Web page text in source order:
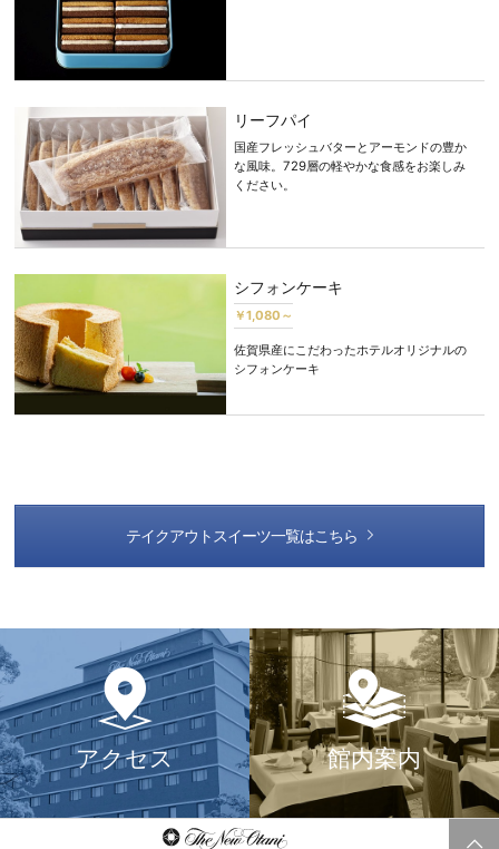
リーフパイ
国産フレッシュバターとアーモンドの豊か
な風味。729層の軽やかな食感をお楽しみ
ください。
シフォンケーキ
￥1,080～
佐賀県産にこだわったホテルオリジナルの
シフォンケーキ
テイクアウトスイーツ一覧はこちら
アクセス 館内案内